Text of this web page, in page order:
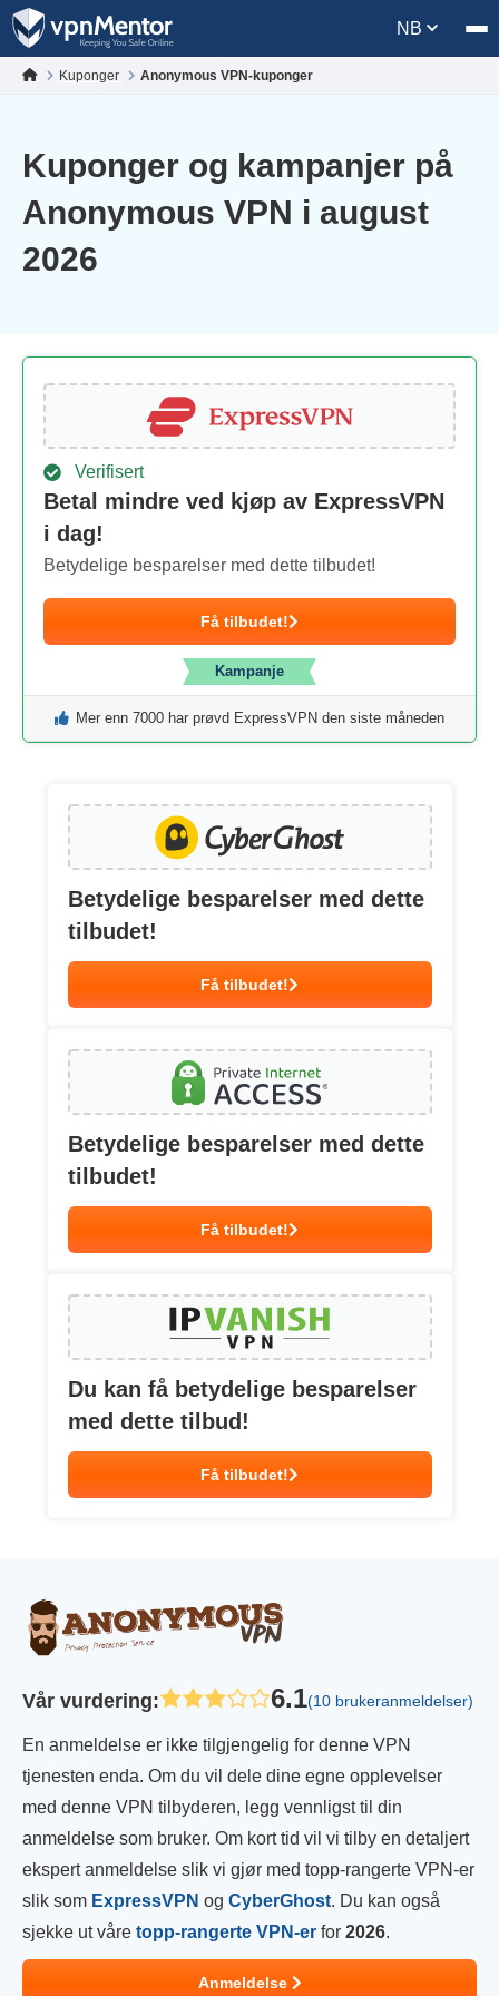
NB
Kuponger Anonymous VPN-kuponger
Kuponger og kampanjer på
Anonymous VPN i august
2026
Verifisert
Betal mindre ved kjøp av ExpressVPN
i dag!
Betydelige besparelser med dette tilbudet!
Få tilbudet!
Kampanje
Mer enn 7000 har prøvd ExpressVPN den siste måneden
Betydelige besparelser med dette
tilbudet!
Få tilbudet!
Betydelige besparelser med dette
tilbudet!
Få tilbudet!
Du kan få betydelige besparelser
med dette tilbud!
Få tilbudet!
Vår vurdering: 6.1(10 brukeranmeldelser)
En anmeldelse er ikke tilgjengelig for denne VPN
tjenesten enda. Om du vil dele dine egne opplevelser
med denne VPN tilbyderen, legg vennligst til din
anmeldelse som bruker. Om kort tid vil vi tilby en detaljert
ekspert anmeldelse slik vi gjør med topp-rangerte VPN-er
slik som ExpressVPN og CyberGhost. Du kan også
sjekke ut våre topp-rangerte VPN-er for 2026.
Anmeldelse